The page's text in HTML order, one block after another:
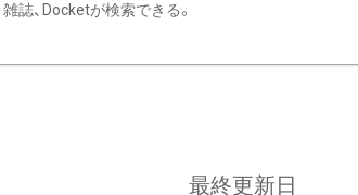
雑誌、Docketが検索できる。
最終更新日